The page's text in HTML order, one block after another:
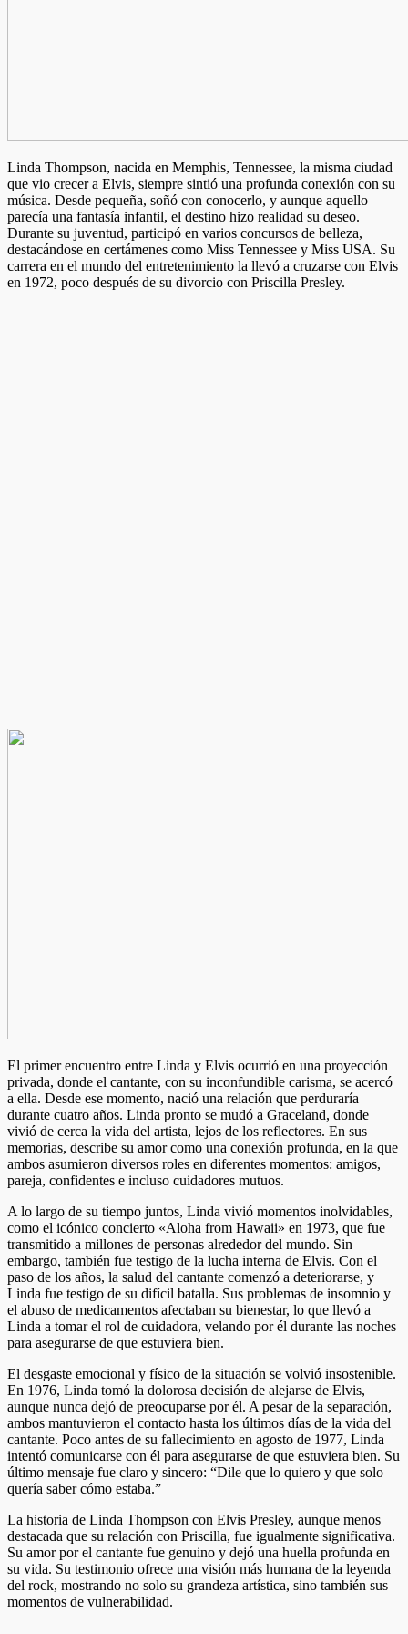
Linda Thompson, nacida en Memphis, Tennessee, la misma ciudad
que vio crecer a Elvis, siempre sintió una profunda conexión con su
música. Desde pequeña, soñó con conocerlo, y aunque aquello
parecía una fantasía infantil, el destino hizo realidad su deseo.
Durante su juventud, participó en varios concursos de belleza,
destacándose en certámenes como Miss Tennessee y Miss USA. Su
carrera en el mundo del entretenimiento la llevó a cruzarse con Elvis
en 1972, poco después de su divorcio con Priscilla Presley.
El primer encuentro entre Linda y Elvis ocurrió en una proyección
privada, donde el cantante, con su inconfundible carisma, se acercó
a ella. Desde ese momento, nació una relación que perduraría
durante cuatro años. Linda pronto se mudó a Graceland, donde
vivió de cerca la vida del artista, lejos de los reflectores. En sus
memorias, describe su amor como una conexión profunda, en la que
ambos asumieron diversos roles en diferentes momentos: amigos,
pareja, confidentes e incluso cuidadores mutuos.
A lo largo de su tiempo juntos, Linda vivió momentos inolvidables,
como el icónico concierto «Aloha from Hawaii» en 1973, que fue
transmitido a millones de personas alrededor del mundo. Sin
embargo, también fue testigo de la lucha interna de Elvis. Con el
paso de los años, la salud del cantante comenzó a deteriorarse, y
Linda fue testigo de su difícil batalla. Sus problemas de insomnio y
el abuso de medicamentos afectaban su bienestar, lo que llevó a
Linda a tomar el rol de cuidadora, velando por él durante las noches
para asegurarse de que estuviera bien.
El desgaste emocional y físico de la situación se volvió insostenible.
En 1976, Linda tomó la dolorosa decisión de alejarse de Elvis,
aunque nunca dejó de preocuparse por él. A pesar de la separación,
ambos mantuvieron el contacto hasta los últimos días de la vida del
cantante. Poco antes de su fallecimiento en agosto de 1977, Linda
intentó comunicarse con él para asegurarse de que estuviera bien. Su
último mensaje fue claro y sincero: “Dile que lo quiero y que solo
quería saber cómo estaba.”
La historia de Linda Thompson con Elvis Presley, aunque menos
destacada que su relación con Priscilla, fue igualmente significativa.
Su amor por el cantante fue genuino y dejó una huella profunda en
su vida. Su testimonio ofrece una visión más humana de la leyenda
del rock, mostrando no solo su grandeza artística, sino también sus
momentos de vulnerabilidad.